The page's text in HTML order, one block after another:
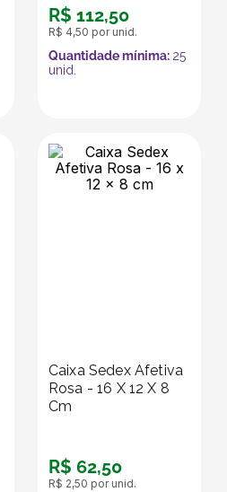
R$ 112,50
R$ 4,50 por unid.
Quantidade mínima: 25
unid.
Caixa Sedex Afetiva
Rosa - 16 X 12 X 8
Cm
R$ 62,50
R$ 2,50 por unid.